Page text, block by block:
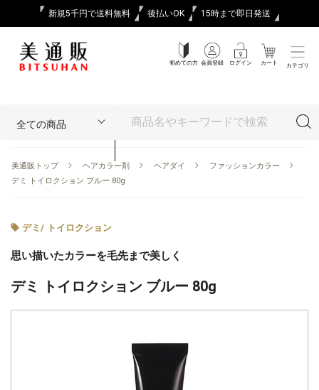
新規5千円で送料無料 後払いOK 15時まで即日発送
初めての方 会員登録 ログイン カート カテゴリ
美通販トップ ヘアカラー剤 ヘアダイ
ファッションカラー
デミ トイロクション ブルー 80g
デミ / トイロクション
思い描いたカラーを毛先まで美しく
デミ トイロクション ブルー 80g